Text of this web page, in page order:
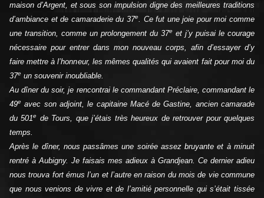
maison d’Argent, et sous son impulsion digne des meilleures traditions
d’ambiance et de camaraderie du 37e. Ce fut une joie pour moi comme
une transition, comme un prolongement du 37e et j’y puisai le courage
nécessaire pour entrer dans mon nouveau corps, afin d’essayer d’y
faire mettre à l’honneur, les mêmes qualités qui avaient fait pour moi du
37e un souvenir inoubliable.
Au dîner du soir, je rencontrai le commandant Préclaire, commandant le
49e avec son adjoint, le capitaine Macé de Gastine, ancien camarade
du 501e de Tours, que j’étais très heureux de retrouver pour quelques
temps.
Après le dîner, nous passâmes une soirée assez bruyante et à minuit
rentré à Aubigny. Je faisais mes adieux à Grandjean. Ce dernier adieu
nous trouva fort émus l’un et l’autre en raison du mois de vie commune
que nous venions de vivre et de l’amitié personnelle qui s’était tissée